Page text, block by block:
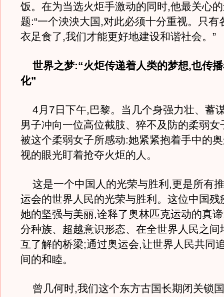
饭。在为当选火炬手激动的同时,他最关心
题:“一个泱泱大国,对此必须十分重视。只有
衣足食了,我们才能更好地建设和谐社会。”
世界之梦:“火炬传递着人类的梦想,也传
化”
4月7日下午,巴黎。当几个身强力壮、蓄
男子冲向一位高位截肢、猝不及防的柔弱女
被这个柔弱女子所感动:她紧紧抱着手中的
视的眼光盯着抢夺火炬的人。
这是一个中国人的光荣与胜利,更是所有
运会的世界人民的光荣与胜利。这位中国残
她的坚强与美丽,诠释了奥林匹克运动的真
分种族、超越意识形态、在全世界人民之间
互了解的桥梁;通过奥运会,让世界人民共同
间的和睦。
曾几何时,我们这个东方古国长期闭关锁